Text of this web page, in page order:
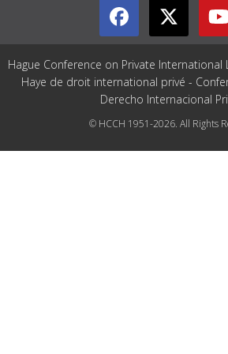
Hague Conference on Private International
Haye de droit international privé -
Derecho Internacional
© HCCH 1951-2026. All Rights